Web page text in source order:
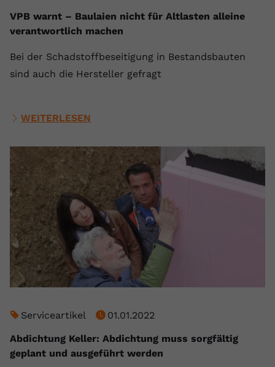
VPB warnt – Baulaien nicht für Altlasten alleine
verantwortlich machen
Bei der Schadstoffbeseitigung in Bestandsbauten
sind auch die Hersteller gefragt
WEITERLESEN
Serviceartikel
01.01.2022
Abdichtung Keller: Abdichtung muss sorgfältig
geplant und ausgeführt werden